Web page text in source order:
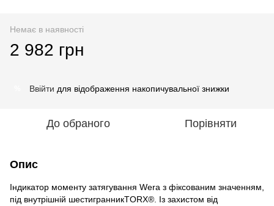
Немає в наявності
2 982 грн
Ввійти для відображення накопичувальної знижки
До обраного Порівняти
Опис
Індикатор моменту затягування Wera з фіксованим значенням,
під внутрішній шестигранникTORX®. Із захистом від